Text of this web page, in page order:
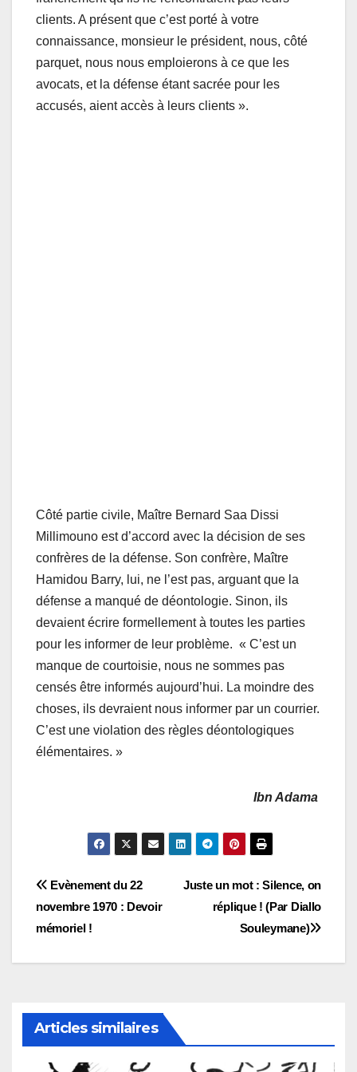
clients. A présent que c’est porté à votre
connaissance, monsieur le président, nous, côté
parquet, nous nous emploierons à ce que les
avocats, et la défense étant sacrée pour les
accusés, aient accès à leurs clients ».
Côté partie civile, Maître Bernard Saa Dissi
Millimouno est d’accord avec la décision de ses
confrères de la défense. Son confrère, Maître
Hamidou Barry, lui, ne l’est pas, arguant que la
défense a manqué de déontologie. Sinon, ils
devaient écrire formellement à toutes les parties
pour les informer de leur problème. « C’est un
manque de courtoisie, nous ne sommes pas
censés être informés aujourd’hui. La moindre des
choses, ils devraient nous informer par un courrier.
C’est une violation des règles déontologiques
élémentaires. »
Ibn Adama
Navigation
de
l’article
Juste un mot : Silence, on
réplique ! (Par Diallo
Souleymane)
Evènement du 22
novembre 1970 : Devoir
mémoriel !
Articles similaires